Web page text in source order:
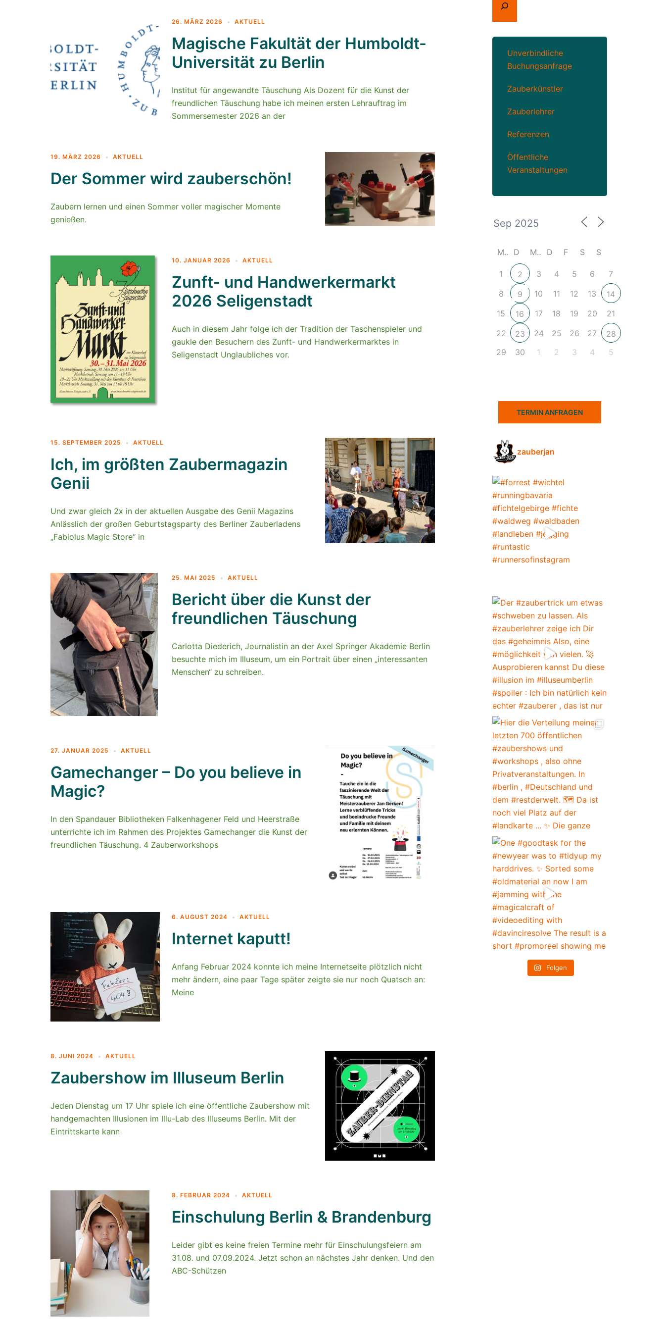
26. MÄRZ 2026 AKTUELL
Magische Fakultät der Humboldt-
Universität zu Berlin
Institut für angewandte Täuschung Als Dozent für die Kunst der
freundlichen Täuschung habe ich meinen ersten Lehrauftrag im
Sommersemester 2026 an der
19. MÄRZ 2026 AKTUELL
Der Sommer wird zauberschön!
Zaubern lernen und einen Sommer voller magischer Momente
genießen.
10. JANUAR 2026 AKTUELL
Zunft- und Handwerkermarkt
2026 Seligenstadt
Auch in diesem Jahr folge ich der Tradition der Taschenspieler und
gaukle den Besuchern des Zunft- und Handwerkermarktes in
Seligenstadt Unglaubliches vor.
15. SEPTEMBER 2025 AKTUELL
Ich, im größten Zaubermagazin
Genii
Und zwar gleich 2x in der aktuellen Ausgabe des Genii Magazins
Anlässlich der großen Geburtstagsparty des Berliner Zauberladens
„Fabiolus Magic Store“ in
25. MAI 2025 AKTUELL
Bericht über die Kunst der
freundlichen Täuschung
Carlotta Diederich, Journalistin an der Axel Springer Akademie Berlin
besuchte mich im Illuseum, um ein Portrait über einen „interessanten
Menschen“ zu schreiben.
27. JANUAR 2025 AKTUELL
Gamechanger – Do you believe in
Magic?
In den Spandauer Bibliotheken Falkenhagener Feld und Heerstraße
unterrichte ich im Rahmen des Projektes Gamechanger die Kunst der
freundlichen Täuschung. 4 Zauberworkshops
6. AUGUST 2024 AKTUELL
Internet kaputt!
Anfang Februar 2024 konnte ich meine Internetseite plötzlich nicht
mehr ändern, eine paar Tage später zeigte sie nur noch Quatsch an:
Meine
8. JUNI 2024 AKTUELL
Zaubershow im Illuseum Berlin
Jeden Dienstag um 17 Uhr spiele ich eine öffentliche Zaubershow mit
handgemachten Illusionen im Illu-Lab des Illuseums Berlin. Mit der
Eintrittskarte kann
8. FEBRUAR 2024 AKTUELL
Einschulung Berlin & Brandenburg
Leider gibt es keine freien Termine mehr für Einschulungsfeiern am
31.08. und 07.09.2024. Jetzt schon an nächstes Jahr denken. Und den
ABC-Schützen
Unverbindliche
Buchungsanfrage
Zauberkünstler
Zauberlehrer
Referenzen
Öffentliche
Veranstaltungen
M D M D F S S
1 2 3 4 5 6
7
8
9 10 11 12 13
14
15
16 17 18 19 20
21
22
23 24 25 26 27
28
29
30 1 2 3 4 5
TERMIN ANFRAGEN
zauberjan
Folgen